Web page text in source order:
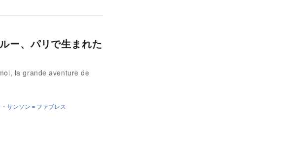
ー、パリで生まれた
la grande aventure de
サンソン＝ファブレス